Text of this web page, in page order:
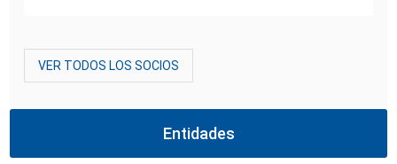
VER TODOS LOS SOCIOS
Entidades